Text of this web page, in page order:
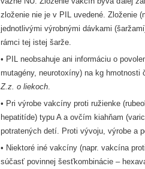
zloženie nie je v PIL uvedené. Zloženie
jednotlivými výrobnými dávkami
rámci tej istej šarže.
• PIL neobsahuje ani informáciu o
mutagény, neurotoxíny) na kg
Z.z. o liekoch.
• Pri výrobe vakcíny proti ružienke
hepatitíde) typu A a ovčím kiahňam
potratených detí. Proti vývoju, výrobe a
• Niektoré iné vakcíny (napr. vakcína
súčasť povinnej šesťkombinácie –